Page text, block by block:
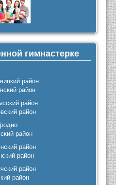
гимнастерке
район
район
район
район
район
район
район
район
район